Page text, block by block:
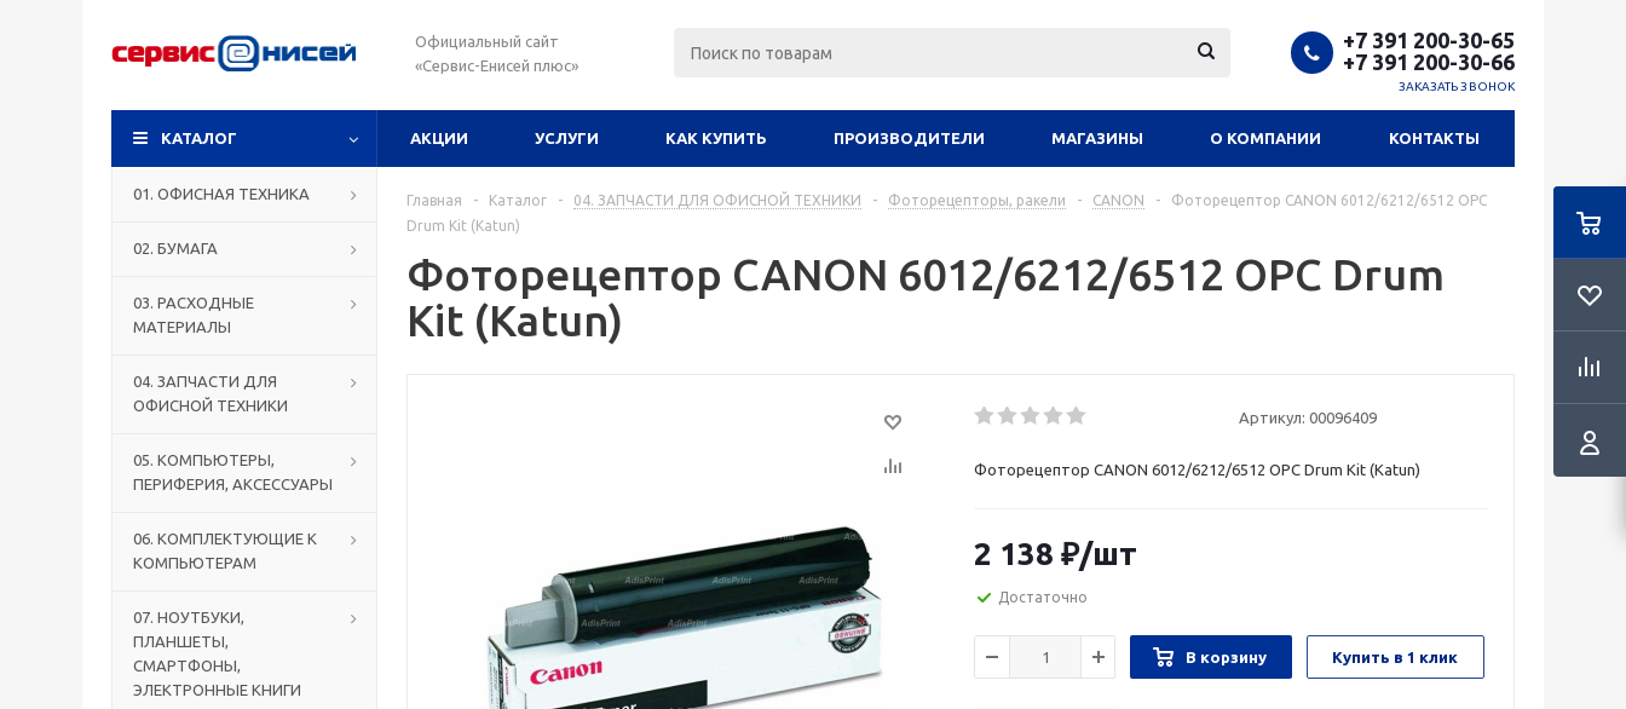
Официальный сайт
«Сервис-Енисей плюс»
+7 391 200-30-65
+7 391 200-30-66
ЗАКАЗАТЬ ЗВОНОК
КАТАЛОГ АКЦИИ УСЛУГИ КАК КУПИТЬ ПРОИЗВОДИТЕЛИ МАГАЗИНЫ О КОМПАНИИ КОНТАКТЫ
01. ОФИСНАЯ ТЕХНИКА
02. БУМАГА
03. РАСХОДНЫЕ
МАТЕРИАЛЫ
04. ЗАПЧАСТИ ДЛЯ
ОФИСНОЙ ТЕХНИКИ
05. КОМПЬЮТЕРЫ,
ПЕРИФЕРИЯ, АКСЕССУАРЫ
06. КОМПЛЕКТУЮЩИЕ К
КОМПЬЮТЕРАМ
07. НОУТБУКИ,
ПЛАНШЕТЫ,
СМАРТФОНЫ,
ЭЛЕКТРОННЫЕ КНИГИ
Главная - Каталог - 04. ЗАПЧАСТИ ДЛЯ ОФИСНОЙ ТЕХНИКИ - Фоторецепторы, ракели - CANON -
Фоторецептор CANON 6012/6212/6512 OPC
Drum Kit (Katun)
Фоторецептор CANON 6012/6212/6512 OPC Drum
Kit (Katun)
Артикул: 00096409
Фоторецептор CANON 6012/6212/6512 OPC Drum Kit (Katun)
2 138 ₽/шт
Достаточно
В корзину Купить в 1 клик